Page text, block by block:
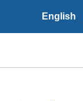
English